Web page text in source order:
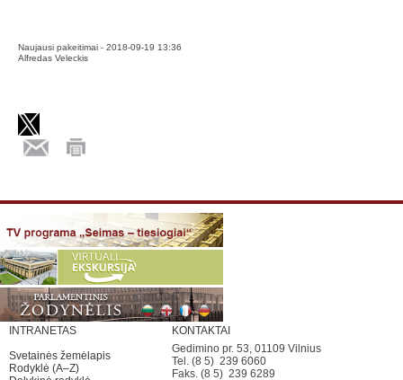
Naujausi pakeitimai - 2018-09-19 13:36
Alfredas Veleckis
INTRANETAS
Svetainės žemėlapis
Rodyklė (A–Z)
KONTAKTAI
Gedimino pr. 53, 01109 Vilnius
Tel. (8 5) 239 6060
Faks. (8 5) 239 6289